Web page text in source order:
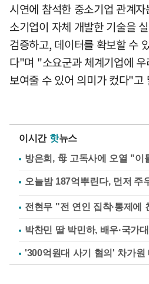
시연에 참석한 중소기업 관계
소기업이 자체 개발한 기술을
검증하고, 데이터를 확보할 수
다"며 "소요군과 체계기업에
보여줄 수 있어 의미가 컸다"고
이시간 핫뉴스
방은희, 母 고독사에 오열 "이
전현무 "전 연인 집착·통제에
박찬민 딸 박민하, 배우·국가
'300억원대 사기 혐의' 차가원